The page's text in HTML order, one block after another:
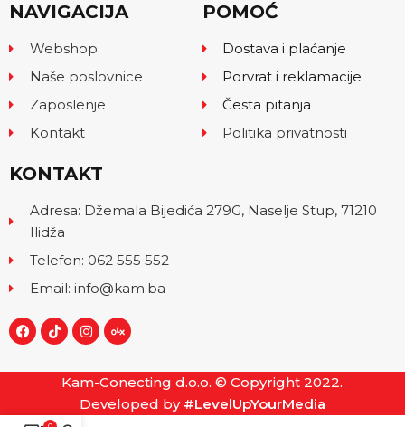
NAVIGACIJA
Webshop
Naše poslovnice
Zaposlenje
Kontakt
POMOĆ
Dostava i plaćanje
Porvrat i reklamacije
Česta pitanja
Politika privatnosti
KONTAKT
Adresa: Džemala Bijedića 279G, Naselje Stup, 71210
Ilidža
Telefon: 062 555 552
Email: info@kam.ba
Kam-Conecting d.o.o. © Copyright 2022.
Developed by #LevelUpYourMedia